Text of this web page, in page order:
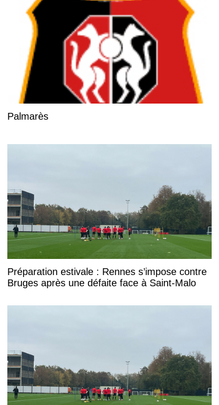
Palmarès
Préparation estivale : Rennes s’impose contre
Bruges après une défaite face à Saint-Malo